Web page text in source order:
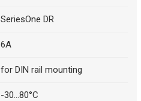
SeriesOne DR
6A
for DIN rail mounting
-30...80°C